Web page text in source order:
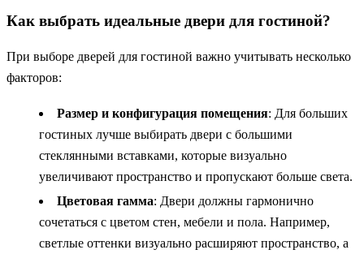
Как выбрать идеальные двери для гостиной?
При выборе дверей для гостиной важно учитывать несколько
факторов:
Размер и конфигурация помещения: Для больших
гостиных лучше выбирать двери с большими
стеклянными вставками, которые визуально
увеличивают пространство и пропускают больше света.
Цветовая гамма: Двери должны гармонично
сочетаться с цветом стен, мебели и пола. Например,
светлые оттенки визуально расширяют пространство, а